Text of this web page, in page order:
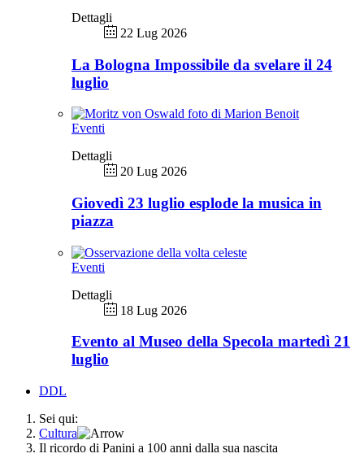
Dettagli
22 Lug 2026
La Bologna Impossibile da svelare il 24
luglio
Eventi
Dettagli
20 Lug 2026
Giovedì 23 luglio esplode la musica in
piazza
Eventi
Dettagli
18 Lug 2026
Evento al Museo della Specola martedì 21
luglio
DDL
Sei qui:
Cultura
Il ricordo di Panini a 100 anni dalla sua nascita